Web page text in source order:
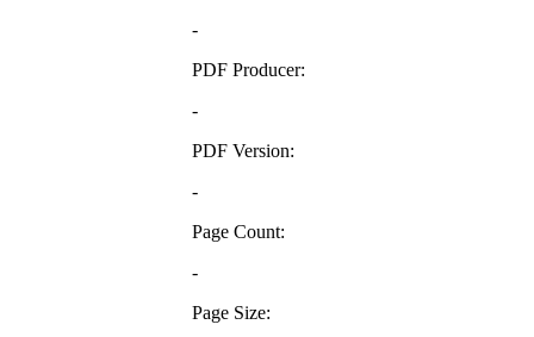
-
PDF Producer:
-
PDF Version:
-
Page Count:
-
Page Size: